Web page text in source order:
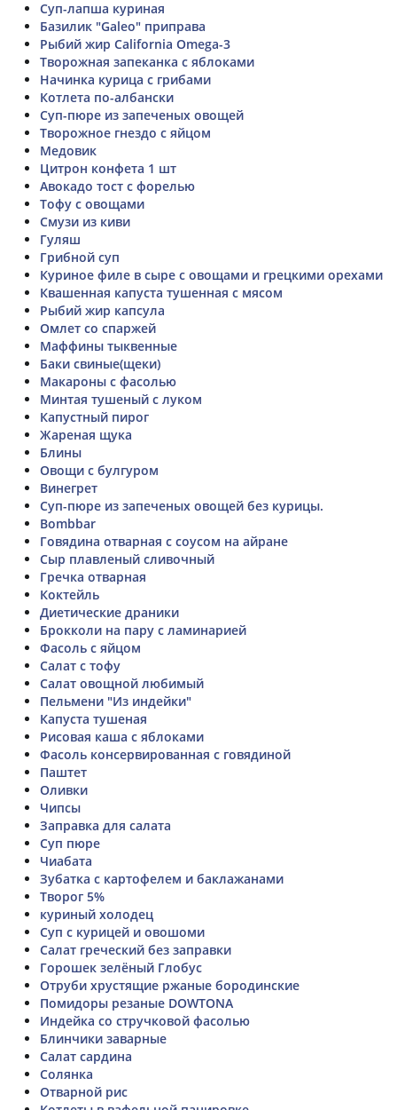
Суп-лапша куриная
Базилик "Galeo" приправа
Рыбий жир California Omega-3
Творожная запеканка с яблоками
Начинка курица с грибами
Котлета по-албански
Суп-пюре из запеченых овощей
Творожное гнездо с яйцом
Медовик
Цитрон конфета 1 шт
Авокадо тост с форелью
Тофу с овощами
Смузи из киви
Гуляш
Грибной суп
Куриное филе в сыре с овощами и грецкими орехами
Квашенная капуста тушенная с мясом
Рыбий жир капсула
Омлет со спаржей
Маффины тыквенные
Баки свиные(щеки)
Макароны с фасолью
Минтая тушеный с луком
Капустный пирог
Жареная щука
Блины
Овощи с булгуром
Винегрет
Суп-пюре из запеченых овощей без курицы.
Bombbar
Говядина отварная с соусом на айране
Сыр плавленый сливочный
Гречка отварная
Коктейль
Диетические драники
Брокколи на пару с ламинарией
Фасоль с яйцом
Салат с тофу
Салат овощной любимый
Пельмени "Из индейки"
Капуста тушеная
Рисовая каша с яблоками
Фасоль консервированная с говядиной
Паштет
Оливки
Чипсы
Заправка для салата
Суп пюре
Чиабата
Зубатка с картофелем и баклажанами
Творог 5%
куриный холодец
Суп с курицей и овошоми
Салат греческий без заправки
Горошек зелёный Глобус
Отруби хрустящие ржаные бородинские
Помидоры резаные DOWTONA
Индейка со стручковой фасолью
Блинчики заварные
Салат сардина
Солянка
Отварной рис